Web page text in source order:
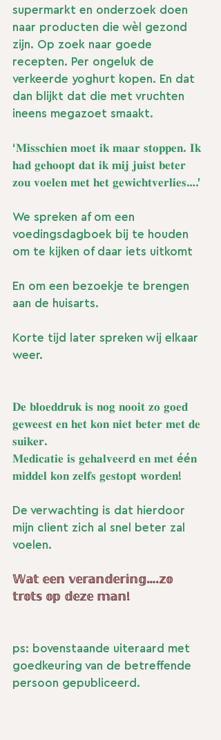
supermarkt en onderzoek doen
naar producten die wèl gezond
zijn. Op zoek naar goede
recepten. Per ongeluk de
verkeerde yoghurt kopen. En dat
dan blijkt dat die met vruchten
ineens megazoet smaakt.
‘𝐌𝐢𝐬𝐬𝐜𝐡𝐢𝐞𝐧 𝐦𝐨𝐞𝐭 𝐢𝐤 𝐦𝐚𝐚𝐫 𝐬𝐭𝐨𝐩𝐩𝐞𝐧. 𝐈𝐤
𝐡𝐚𝐝 𝐠𝐞𝐡𝐨𝐨𝐩𝐭 𝐝𝐚𝐭 𝐢𝐤 𝐦𝐢𝐣 𝐣𝐮𝐢𝐬𝐭 𝐛𝐞𝐭𝐞𝐫
𝐳𝐨𝐮 𝐯𝐨𝐞𝐥𝐞𝐧 𝐦𝐞𝐭 𝐡𝐞𝐭 𝐠𝐞𝐰𝐢𝐜𝐡𝐭𝐯𝐞𝐫𝐥𝐢𝐞𝐬….’
We spreken af om een
voedingsdagboek bij te houden
om te kijken of daar iets uitkomt
En om een bezoekje te brengen
aan de huisarts.
Korte tijd later spreken wij elkaar
weer.
𝐃𝐞 𝐛𝐥𝐨𝐞𝐝𝐝𝐫𝐮𝐤 𝐢𝐬 𝐧𝐨𝐠 𝐧𝐨𝐨𝐢𝐭 𝐳𝐨 𝐠𝐨𝐞𝐝
𝐠𝐞𝐰𝐞𝐞𝐬𝐭 𝐞𝐧 𝐡𝐞𝐭 𝐤𝐨𝐧 𝐧𝐢𝐞𝐭 𝐛𝐞𝐭𝐞𝐫 𝐦𝐞𝐭 𝐝𝐞
𝐬𝐮𝐢𝐤𝐞𝐫.
𝐌𝐞𝐝𝐢𝐜𝐚𝐭𝐢𝐞 𝐢𝐬 𝐠𝐞𝐡𝐚𝐥𝐯𝐞𝐞𝐫𝐝 𝐞𝐧 𝐦𝐞𝐭 éé𝐧
𝐦𝐢𝐝𝐝𝐞𝐥 𝐤𝐨𝐧 𝐳𝐞𝐥𝐟𝐬 𝐠𝐞𝐬𝐭𝐨𝐩𝐭 𝐰𝐨𝐫𝐝𝐞𝐧!
De verwachting is dat hierdoor
mijn client zich al snel beter zal
voelen.
𝕎𝕒𝕥 𝕖𝕖𝕟 𝕧𝕖𝕣𝕒𝕟𝕕𝕖𝕣𝕚𝕟𝕘….𝕫𝕠
𝕥𝕣𝕠𝕥𝕤 𝕠𝕡 𝕕𝕖𝕫𝕖 𝕞𝕒𝕟!
ps: bovenstaande uiteraard met
goedkeuring van de betreffende
persoon gepubliceerd.